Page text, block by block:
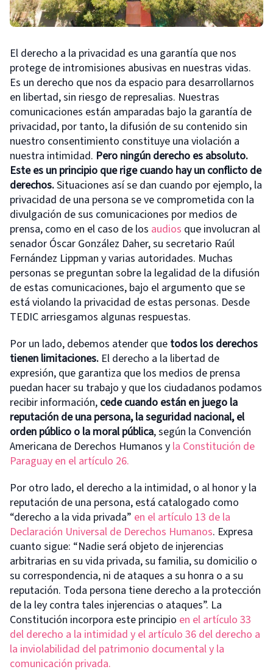
El derecho a la privacidad es una garantía que nos
protege de intromisiones abusivas en nuestras vidas.
Es un derecho que nos da espacio para desarrollarnos
en libertad, sin riesgo de represalias. Nuestras
comunicaciones están amparadas bajo la garantía de
privacidad, por tanto, la difusión de su contenido sin
nuestro consentimiento constituye una violación a
nuestra intimidad. Pero ningún derecho es absoluto.
Este es un principio que rige cuando hay un conflicto de
derechos.Situaciones así se dan cuando por ejemplo, la
privacidad de una persona se ve comprometida con la
divulgación de sus comunicaciones por medios de
prensa, como en el caso de los audios que involucran al
senador Óscar González Daher, su secretario Raúl
Fernández Lippman y varias autoridades. Muchas
personas se preguntan sobre la legalidad de la difusión
de estas comunicaciones, bajo el argumento que se
está violando la privacidad de estas personas. Desde
TEDIC arriesgamos algunas respuestas.
Por un lado, debemos atender que todos los derechos
tienen limitaciones. El derecho a la libertad de
expresión, que garantiza que los medios de prensa
puedan hacer su trabajo y que los ciudadanos podamos
recibir información, cede cuando están en juego la
reputación de una persona, la seguridad nacional, el
orden público o la moral pública, según la Convención
Americana de Derechos Humanos y la Constitución de
Paraguay en el artículo 26.
Por otro lado, el derecho a la intimidad, o al honor y la
reputación de una persona, está catalogado como
“derecho a la vida privada” en el artículo 13 de la
Declaración Universal de Derechos Humanos. Expresa
cuanto sigue: “Nadie será objeto de injerencias
arbitrarias en su vida privada, su familia, su domicilio o
su correspondencia, ni de ataques a su honra o a su
reputación. Toda persona tiene derecho a la protección
de la ley contra tales injerencias o ataques”. La
Constitución incorpora este principio en el artículo 33
del derecho a la intimidad y el artículo 36 del derecho a
la inviolabilidad del patrimonio documental y la
comunicación privada.